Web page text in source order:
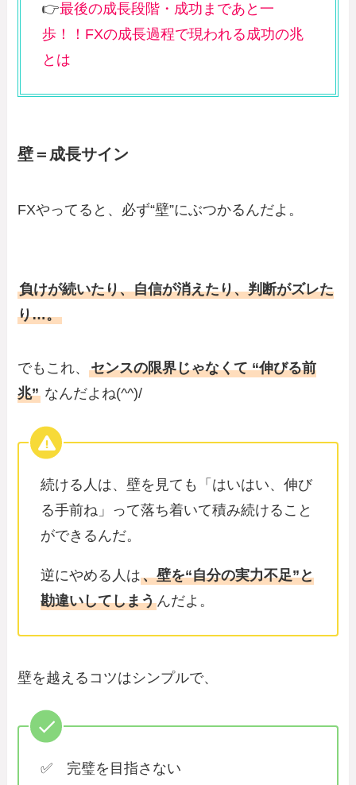
👉最後の成長段階・成功まであと一
歩！！FXの成長過程で現われる成功の兆
とは
壁＝成長サイン
FXやってると、必ず“壁”にぶつかるんだよ。
負けが続いたり、自信が消えたり、判断がズレた
り…。
でもこれ、センスの限界じゃなくて “伸びる前
兆” なんだよね(^^)/
続ける人は、壁を見ても「はいはい、伸び
る手前ね」って落ち着いて積み続けること
ができるんだ。
逆にやめる人は、壁を“自分の実力不足”と
勘違いしてしまうんだよ。
壁を越えるコツはシンプルで、
✅ 完璧を目指さない